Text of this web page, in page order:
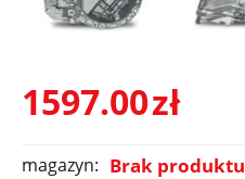
1597.00zł
magazyn: Brak produktu